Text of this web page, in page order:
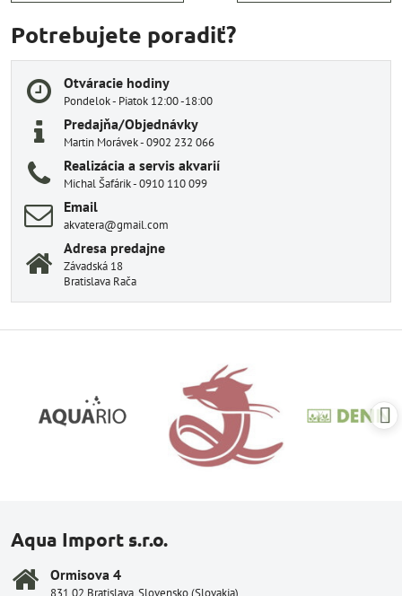
Potrebujete poradiť?
Otváracie hodiny
Pondelok - Piatok 12:00 -18:00
Predajňa/Objednávky
Martin Morávek - 0902 232 066
Realizácia a servis akvarií
Michal Šafárik - 0910 110 099
Email
akvatera@gmail.com
Adresa predajne
Závadská 18
Bratislava Rača
Aqua Import s.r.o.
Ormisova 4
831 02 Bratislava, Slovensko (Slovakia)